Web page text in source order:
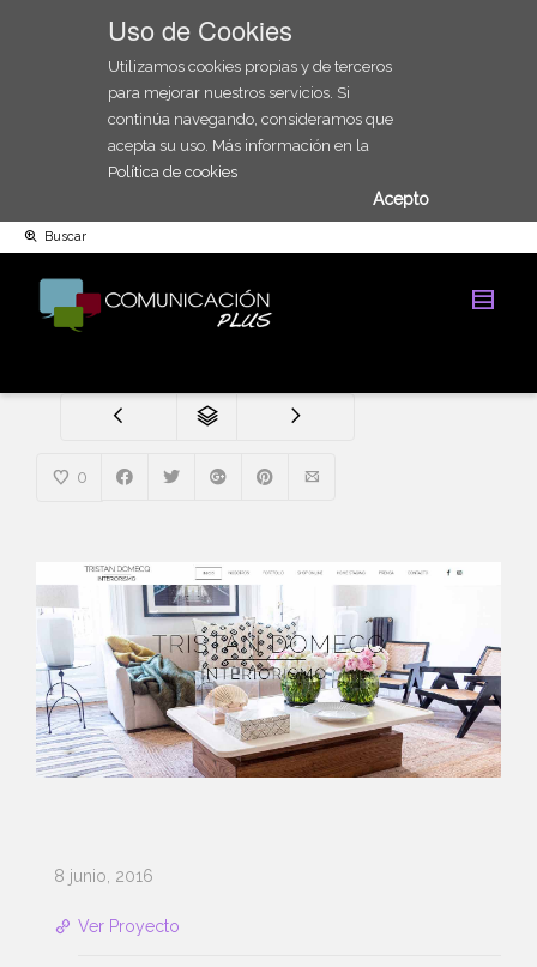
Uso de Cookies
Utilizamos cookies propias y de terceros
para mejorar nuestros servicios. Si
continúa navegando, consideramos que
acepta su uso. Más información en la
Política de cookies
Acepto
Buscar
0
8 junio, 2016
Ver Proyecto